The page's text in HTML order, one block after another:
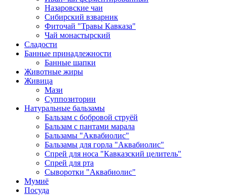
Назаровские чаи
Сибирский взварник
Фиточай "Травы Кавказа"
Чай монастырский
Сладости
Банные принадлежности
Банные шапки
Животные жиры
Живица
Мази
Суппозитории
Натуральные бальзамы
Бальзам с бобровой струёй
Бальзам с пантами марала
Бальзамы "Аквабиолис"
Бальзамы для горла "Аквабиолис"
Спрей для носа "Кавказский целитель"
Спрей для рта
Сыворотки "Аквабиолис"
Мумиё
Посуда